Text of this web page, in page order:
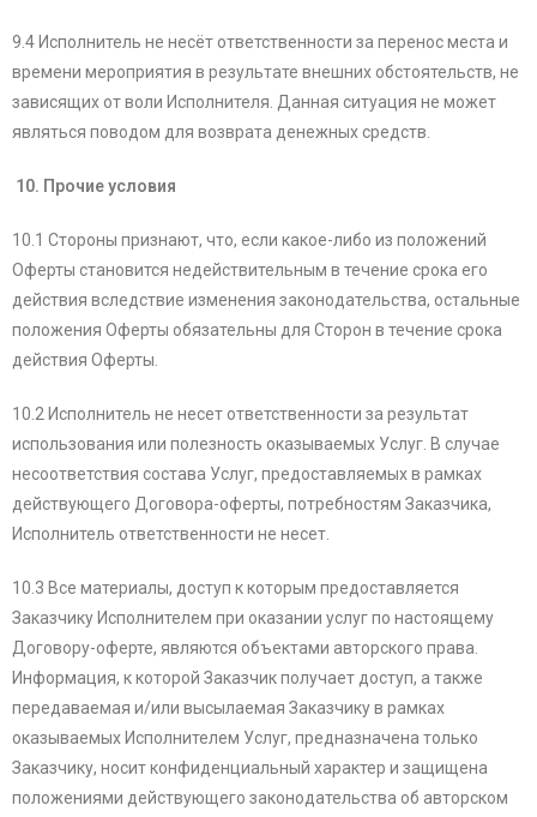
9.4 Исполнитель не несёт ответственности за перенос места и
времени мероприятия в результате внешних обстоятельств, не
зависящих от воли Исполнителя. Данная ситуация не может
являться поводом для возврата денежных средств.
10. Прочие условия
10.1 Стороны признают, что, если какое-либо из положений
Оферты становится недействительным в течение срока его
действия вследствие изменения законодательства, остальные
положения Оферты обязательны для Сторон в течение срока
действия Оферты.
10.2 Исполнитель не несет ответственности за результат
использования или полезность оказываемых Услуг. В случае
несоответствия состава Услуг, предоставляемых в рамках
действующего Договора-оферты, потребностям Заказчика,
Исполнитель ответственности не несет.
10.3 Все материалы, доступ к которым предоставляется
Заказчику Исполнителем при оказании услуг по настоящему
Договору-оферте, являются объектами авторского права.
Информация, к которой Заказчик получает доступ, а также
передаваемая и/или высылаемая Заказчику в рамках
оказываемых Исполнителем Услуг, предназначена только
Заказчику, носит конфиденциальный характер и защищена
положениями действующего законодательства об авторском